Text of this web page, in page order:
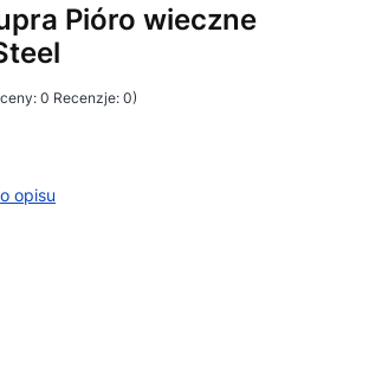
Pióro wieczne
0 Recenzje: 0)
opisu